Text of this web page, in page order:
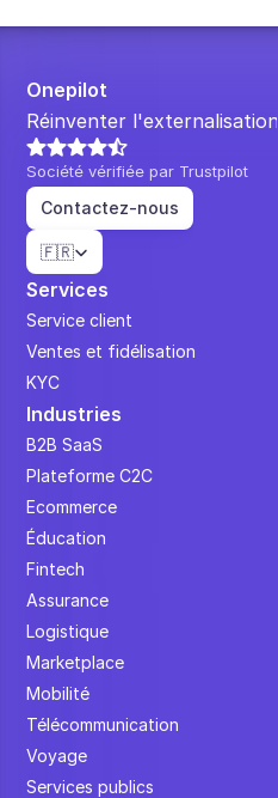
Onepilot
Réinventer l'externalisation.
Société vérifiée par Trustpilot
Contactez-nous
Select Language
🇫🇷
Services
Service client
Ventes et fidélisation
KYC
Industries
B2B SaaS
Plateforme C2C
Ecommerce
Éducation
Fintech
Assurance
Logistique
Marketplace
Mobilité
Télécommunication
Voyage
Services publics